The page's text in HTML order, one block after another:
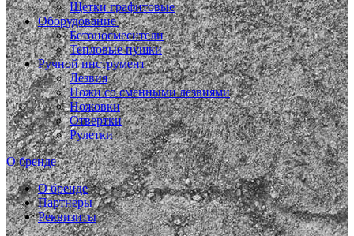
Щетки графитовые
Оборудование
Бетоносмесители
Тепловые пушки
Ручной инструмент
Лезвия
Ножи со сменными лезвиями
Ножовки
Отвертки
Рулетки
О бренде
О бренде
Партнеры
Реквизиты